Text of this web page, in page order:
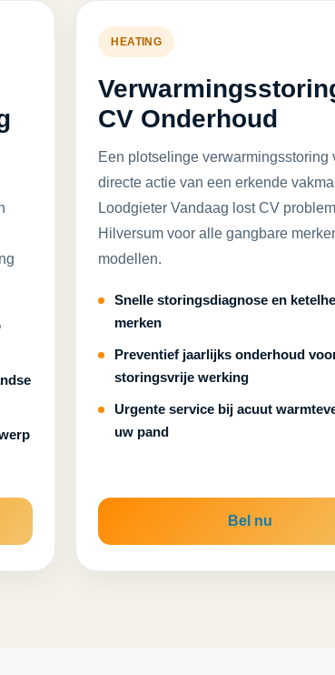
HEATING
CV Onderhoud
Een plotselinge verwarmingsstoring
directe actie van een erkende
Loodgieter Vandaag lost CV
Hilversum voor alle gangbare
modellen.
Snelle storingsdiagnose en
merken
Preventief jaarlijks onderhoud
storingsvrije werking
Urgente service bij acuut
uw pand
Bel nu